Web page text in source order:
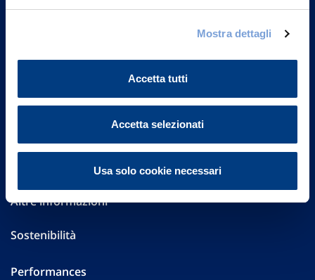
Mostra dettagli
Accetta tutti
Accetta selezionati
Usa solo cookie necessari
FAQ
Investor Relations
Altre informazioni
Sostenibilità
Performances